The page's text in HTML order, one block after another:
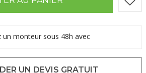
un monteur sous 48h avec
UN DEVIS GRATUIT